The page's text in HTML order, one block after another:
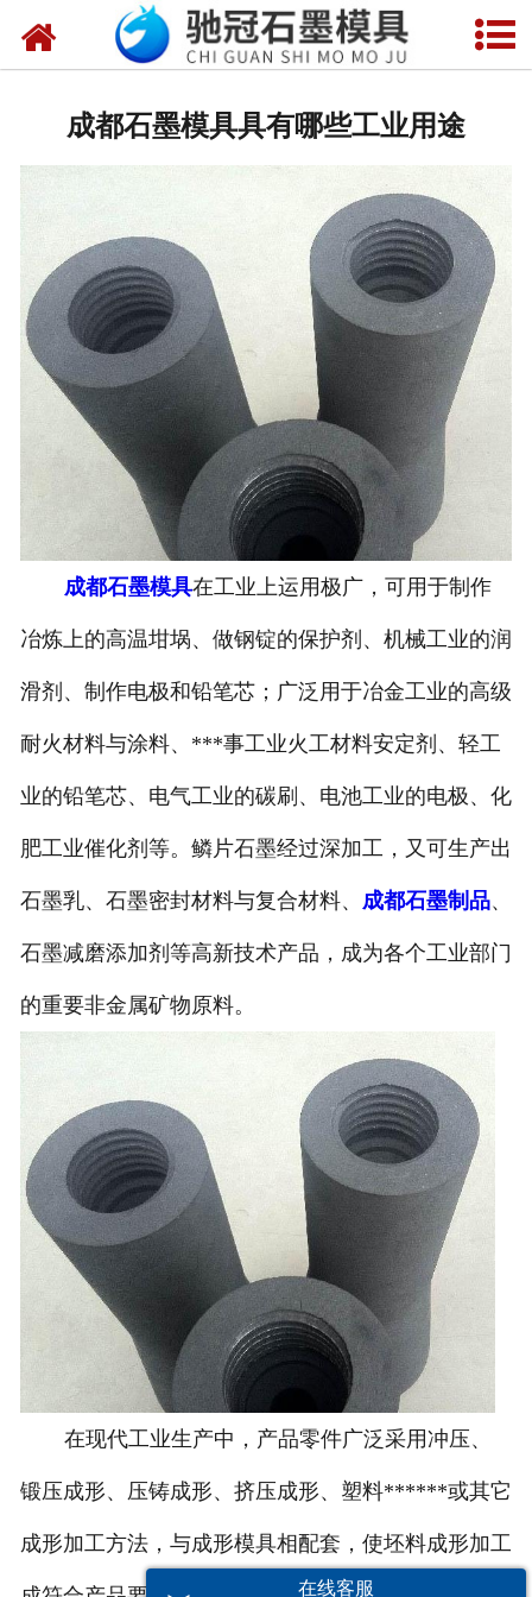
网站首页
新闻中心
视频中心
联系我们
成都石墨模具具有哪些工业用途
成都石墨模具在工业上运用极广，可用于制作
冶炼上的高温坩埚、做钢锭的保护剂、机械工业的润
滑剂、制作电极和铅笔芯；广泛用于冶金工业的高级
耐火材料与涂料、***事工业火工材料安定剂、轻工
业的铅笔芯、电气工业的碳刷、电池工业的电极、化
肥工业催化剂等。鳞片石墨经过深加工，又可生产出
石墨乳、石墨密封材料与复合材料、 成都石墨制品、
石墨减磨添加剂等高新技术产品，成为各个工业部门
的重要非金属矿物原料。
在现代工业生产中，产品零件广泛采用冲压、
锻压成形、压铸成形、挤压成形、塑料******或其它
成形加工方法，与成形模具相配套，使坯料成形加工
在线客服